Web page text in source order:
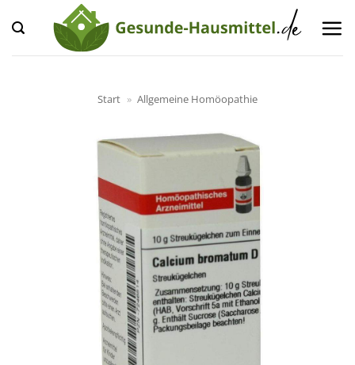
Inhalt
springen
Start » Allgemeine Homöopathie